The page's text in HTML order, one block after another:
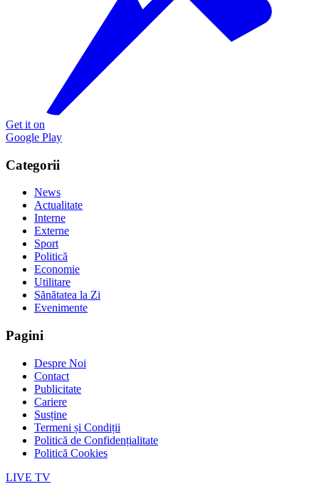
Get it on
Google Play
Categorii
News
Actualitate
Interne
Externe
Sport
Politică
Economie
Utilitare
Sănătatea la Zi
Evenimente
Pagini
Despre Noi
Contact
Publicitate
Cariere
Susține
Termeni și Condiții
Politică de Confidențialitate
Politică Cookies
LIVE TV